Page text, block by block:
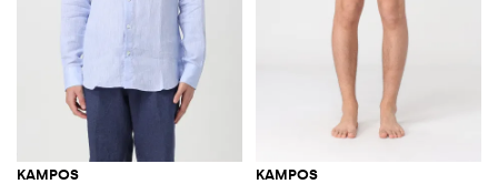
KAMPOS KAMPOS